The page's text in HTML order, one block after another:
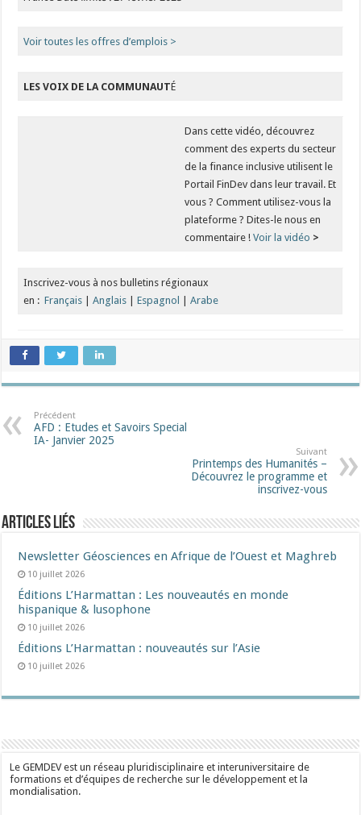
Voir toutes les offres d’emplois >
LES VOIX DE LA COMMUNAUTÉ
Dans cette vidéo, découvrez
comment des experts du secteur
de la finance inclusive utilisent le
Portail FinDev dans leur travail. Et
vous ? Comment utilisez-vous la
plateforme ? Dites-le nous en
commentaire !Voir la vidéo >
Inscrivez-vous à nos bulletins régionaux
en :Français |Anglais |Espagnol |Arabe
Précédent
AFD : Etudes et Savoirs Special
IA- Janvier 2025
Suivant
Printemps des Humanités –
Découvrez le programme et
inscrivez-vous
Articles liés
Newsletter Géosciences en Afrique de l’Ouest et Maghreb
10 juillet 2026
Éditions L’Harmattan : Les nouveautés en monde
hispanique & lusophone
10 juillet 2026
Éditions L’Harmattan : nouveautés sur l’Asie
10 juillet 2026
Le GEMDEV est un réseau pluridisciplinaire et interuniversitaire de
formations et d’équipes de recherche sur le développement et la
mondialisation.